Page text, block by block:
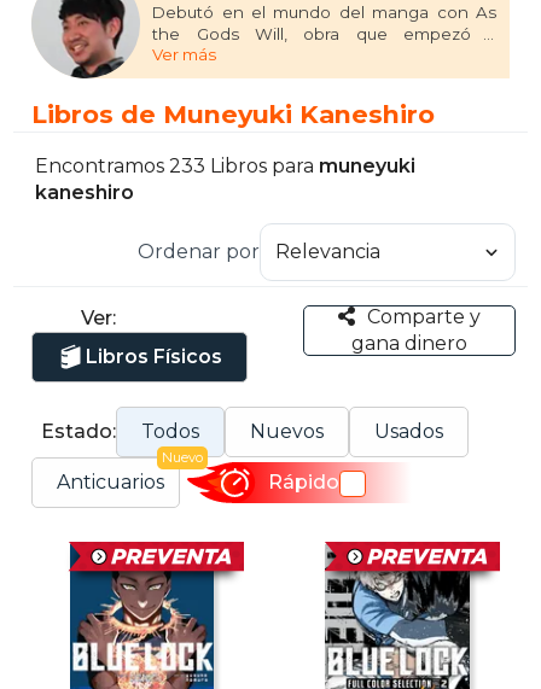
Debutó en el mundo del manga con As
the Gods Will, obra que empezó a
serializarse en 2011 gracias a la Bessatsu
Shônen Magazine, revista de la editorial
ventas abrumador en Japón, alcanzando la
ejemplares vendidos. Con su último
premio en los 45.º Kodansha Manga
Award en la categoría shônen.
Ver más
Libros de Muneyuki Kaneshiro
Encontramos 233 Libros para muneyuki
kaneshiro
Ordenar por
Ver:
Libros Físicos
Comparte y
gana dinero
Estado: Todos Nuevos Usados
Anticuarios
Nuevo
Rápido